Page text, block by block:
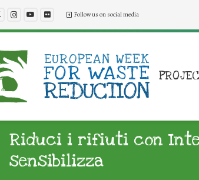
Follow us on social media
Riduci i rifiuti con
sensibilizza